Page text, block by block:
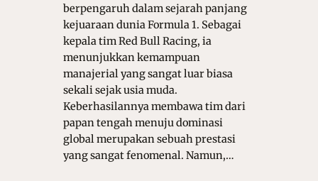
berpengaruh dalam sejarah panjang
kejuaraan dunia Formula 1. Sebagai
kepala tim Red Bull Racing, ia
menunjukkan kemampuan
manajerial yang sangat luar biasa
sekali sejak usia muda.
Keberhasilannya membawa tim dari
papan tengah menuju dominasi
global merupakan sebuah prestasi
yang sangat fenomenal. Namun,…